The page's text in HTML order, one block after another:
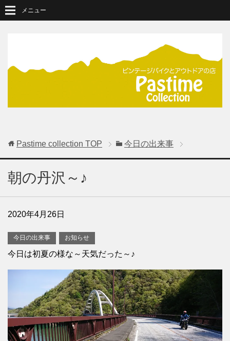
メニュー
Pastime collection TOP 今日の出来事
朝の丹沢～♪
2020年4月26日
今日の出来事 お知らせ
今日は初夏の様な～天気だった～♪